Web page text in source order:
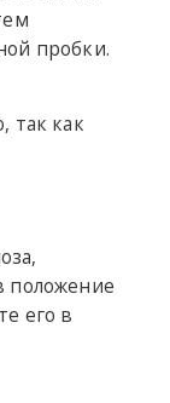
пробки.
так как
положение
его в